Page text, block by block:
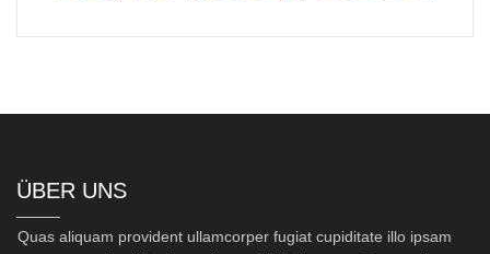
ÜBER UNS
Quas aliquam provident ullamcorper fugiat cupiditate illo ipsam